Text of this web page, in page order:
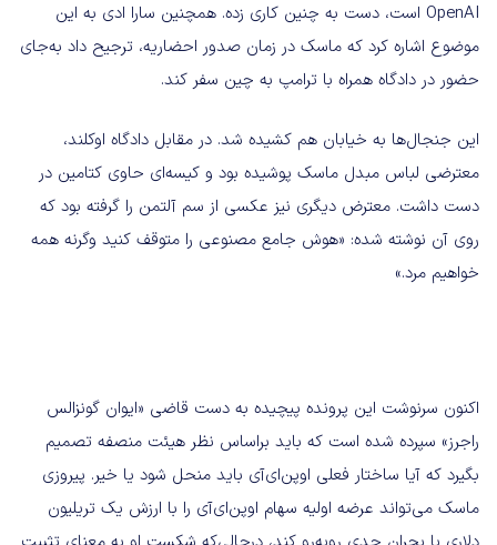
OpenAI است، دست به چنین کاری زده. همچنین سارا ادی به این
موضوع اشاره کرد که ماسک در زمان صدور احضاریه، ترجیح داد به‌جای
حضور در دادگاه همراه با ترامپ به چین سفر کند.
این جنجال‌ها به خیابان هم کشیده شد. در مقابل دادگاه اوکلند،
معترضی لباس مبدل ماسک پوشیده بود و کیسه‌ای حاوی کتامین در
دست داشت. معترض دیگری نیز عکسی از سم آلتمن را گرفته بود که
روی آن نوشته شده: «هوش جامع مصنوعی را متوقف کنید وگرنه همه
خواهیم مرد.»
اکنون سرنوشت این پرونده پیچیده به دست قاضی «ایوان گونزالس
راجرز» سپرده شده است که باید براساس نظر هیئت منصفه تصمیم
بگیرد که آیا ساختار فعلی اوپن‌ای‌آی باید منحل شود یا خیر. پیروزی
ماسک می‌تواند عرضه اولیه سهام اوپن‌ای‌آی را با ارزش یک تریلیون